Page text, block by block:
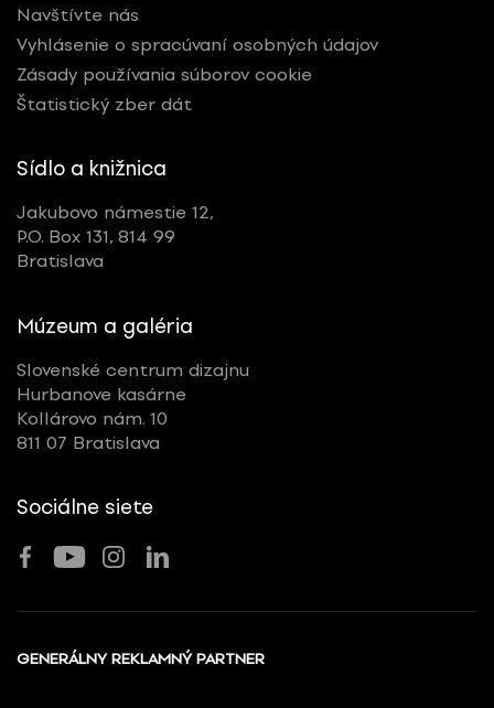
Navštívte nás
Vyhlásenie o spracúvaní osobných údajov
Zásady používania súborov cookie
Štatistický zber dát
Sídlo a knižnica
Jakubovo námestie 12,
P.O. Box 131, 814 99
Bratislava
Múzeum a galéria
Slovenské centrum dizajnu
Hurbanove kasárne
Kollárovo nám. 10
811 07 Bratislava
Sociálne siete
GENERÁLNY REKLAMNÝ PARTNER